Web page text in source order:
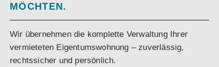
MÖCHTEN.
Wir übernehmen die komplette Verwaltung Ihrer
vermieteten Eigentumswohnung – zuverlässig,
rechtssicher und persönlich.